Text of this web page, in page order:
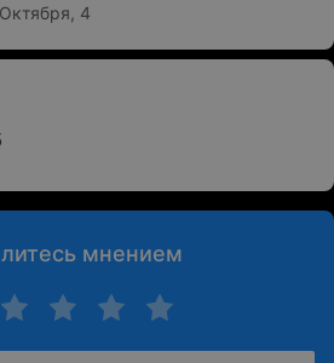
4
мнением